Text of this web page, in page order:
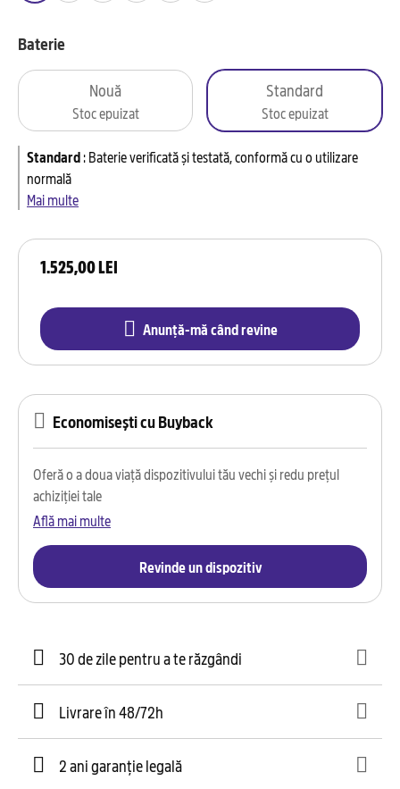
1.525,00 LEI
Anunță-mă când revine
Baterie
Nouă
Stoc epuizat
Standard
Stoc epuizat
Standard:Baterie verificată și testată, conformă cu o utilizare
normală
Mai multe
Economisești cu Buyback
Oferă o a doua viață dispozitivului tău vechi și redu prețul
achiziției tale
Află mai multe
Revinde un dispozitiv
30 de zile pentru a te răzgândi
Livrare în 48/72h
2 ani garanție legală